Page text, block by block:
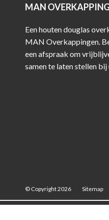
MAN
Een houten douglas
MAN Overkappingen.
een afspraak om
samen te laten stellen
© Copyright 2026 Sitemap